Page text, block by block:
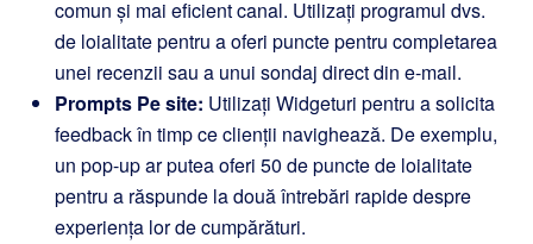
comun și mai eficient canal. Utilizați programul dvs.
de loialitate pentru a oferi puncte pentru completarea
unei recenzii sau a unui sondaj direct din e-mail.
Prompts Pe site: Utilizați Widgeturi pentru a solicita
feedback în timp ce clienții navighează. De exemplu,
un pop-up ar putea oferi 50 de puncte de loialitate
pentru a răspunde la două întrebări rapide despre
experiența lor de cumpărături.